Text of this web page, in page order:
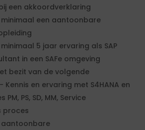
een akkoordverklaring
een aantoonbare
5 jaar ervaring als SAP
in een SAFe omgeving
bezit van de volgende
en ervaring met S4HANA en
PS, SD, MM, Service
proces